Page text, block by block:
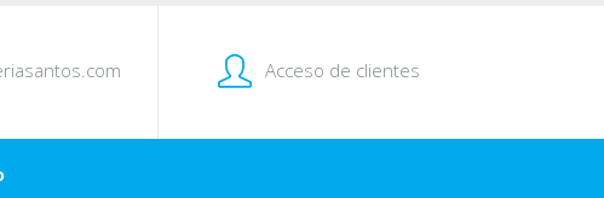
Acceso de clientes